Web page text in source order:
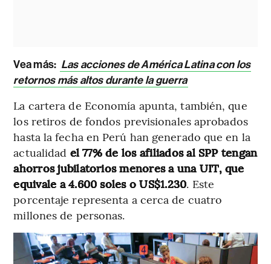
Vea más: Las acciones de América Latina con los
retornos más altos durante la guerra
La cartera de Economía apunta, también, que
los retiros de fondos previsionales aprobados
hasta la fecha en Perú han generado que en la
actualidad el 77% de los afiliados al SPP tengan
ahorros jubilatorios menores a una UIT, que
equivale a 4.600 soles o US$1.230. Este
porcentaje representa a cerca de cuatro
millones de personas.